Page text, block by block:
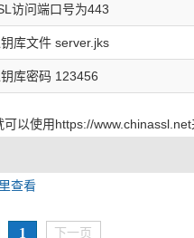
访问端口号为443
库文件 server.jks
库密码 123456
以使用https://www.chinassl.net
查看
1 下一页